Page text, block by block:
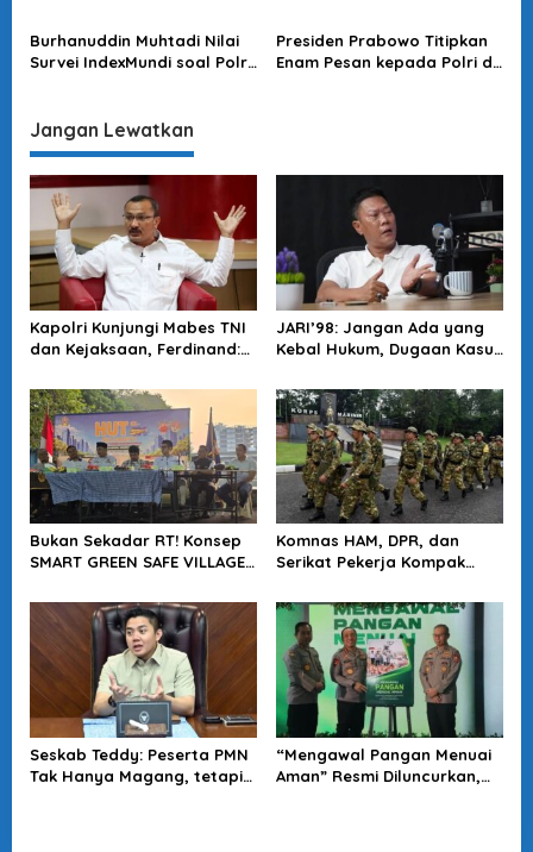
Polri
Burhanuddin Muhtadi Nilai
Survei IndexMundi soal Polri
Presiden Prabowo Titipkan
Enam Pesan kepada Polri di
Jangan Lewatkan
Kapolri Kunjungi Mabes TNI
dan Kejaksaan, Ferdinand:
Soliditas Antar Lembaga
JARI’98: Jangan Ada yang
Kebal Hukum, Dugaan Kasus
Tuntas
Bukan Sekadar RT! Konsep
SMART GREEN SAFE VILLAGE
Depan Kota
Komnas HAM, DPR, dan
Serikat Pekerja Kompak
KDMP Diusut
Seskab Teddy: Peserta PMN
Tak Hanya Magang, tetapi
“Mengawal Pangan Menuai
Aman” Resmi Diluncurkan,